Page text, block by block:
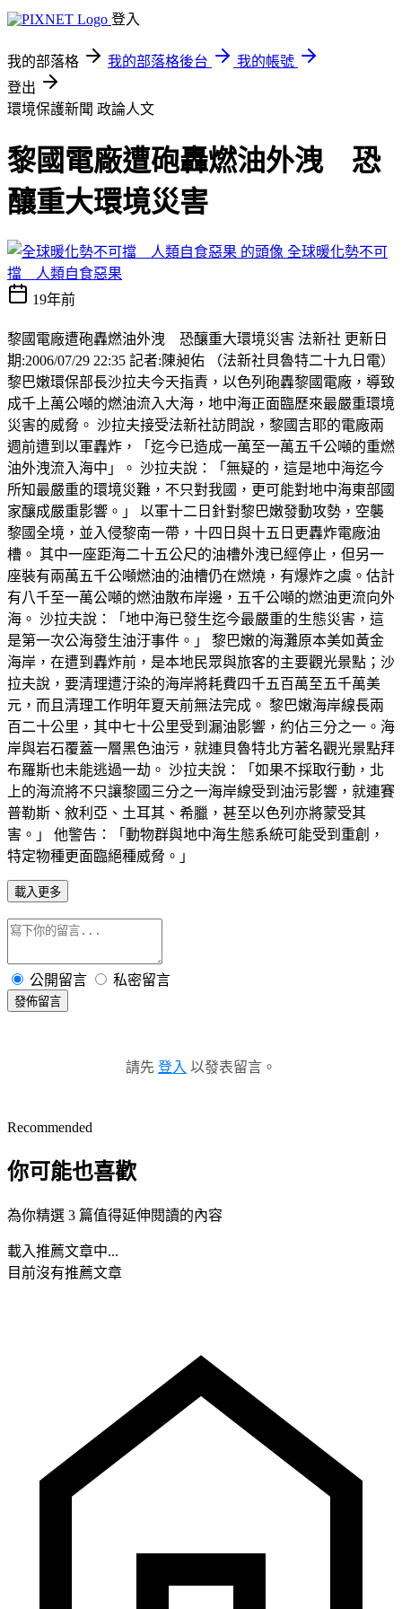
登入
我的部落格 我的部落格後台
我的帳號
登出
環境保護新聞 政論人文
黎國電廠遭砲轟燃油外洩 恐
釀重大環境災害
全球暖化勢不可
擋 人類自食惡果
19年前
黎國電廠遭砲轟燃油外洩 恐釀重大環境災害 法新社 更新日
期:2006/07/29 22:35 記者:陳昶佑 （法新社貝魯特二十九日電）
黎巴嫩環保部長沙拉夫今天指責，以色列砲轟黎國電廠，導致
成千上萬公噸的燃油流入大海，地中海正面臨歷來最嚴重環境
災害的威脅。 沙拉夫接受法新社訪問說，黎國吉耶的電廠兩
週前遭到以軍轟炸，「迄今已造成一萬至一萬五千公噸的重燃
油外洩流入海中」。 沙拉夫說：「無疑的，這是地中海迄今
所知最嚴重的環境災難，不只對我國，更可能對地中海東部國
家釀成嚴重影響。」 以軍十二日針對黎巴嫩發動攻勢，空襲
黎國全境，並入侵黎南一帶，十四日與十五日更轟炸電廠油
槽。 其中一座距海二十五公尺的油槽外洩已經停止，但另一
座裝有兩萬五千公噸燃油的油槽仍在燃燒，有爆炸之虞。估計
有八千至一萬公噸的燃油散布岸邊，五千公噸的燃油更流向外
海。 沙拉夫說：「地中海已發生迄今最嚴重的生態災害，這
是第一次公海發生油汙事件。」 黎巴嫩的海灘原本美如黃金
海岸，在遭到轟炸前，是本地民眾與旅客的主要觀光景點；沙
拉夫說，要清理遭汙染的海岸將耗費四千五百萬至五千萬美
元，而且清理工作明年夏天前無法完成。 黎巴嫩海岸線長兩
百二十公里，其中七十公里受到漏油影響，約佔三分之一。海
岸與岩石覆蓋一層黑色油污，就連貝魯特北方著名觀光景點拜
布羅斯也未能逃過一劫。 沙拉夫說：「如果不採取行動，北
上的海流將不只讓黎國三分之一海岸線受到油污影響，就連賽
普勒斯、敘利亞、土耳其、希臘，甚至以色列亦將蒙受其
害。」 他警告：「動物群與地中海生態系統可能受到重創，
特定物種更面臨絕種威脅。」
載入更多
公開留言 私密留言
發佈留言
請先 登入 以發表留言。
Recommended
你可能也喜歡
為你精選 3 篇值得延伸閱讀的內容
載入推薦文章中...
目前沒有推薦文章